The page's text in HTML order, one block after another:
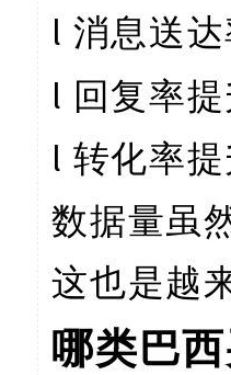
l 消息送
l 回复率
l 转化率
数据量虽
这也是越
哪类巴